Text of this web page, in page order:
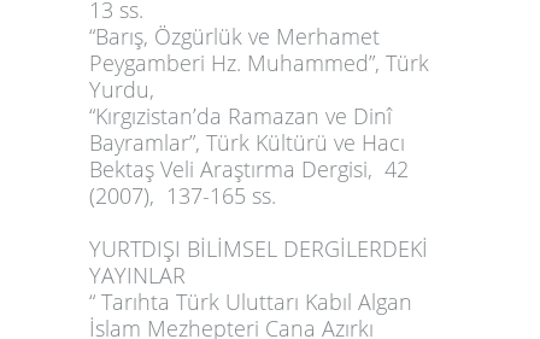
13 ss.
“Barış, Özgürlük ve Merhamet
Peygamberi Hz. Muhammed”, Türk
Yurdu,
“Kırgızistan’da Ramazan ve Dinî
Bayramlar”, Türk Kültürü ve Hacı
Bektaş Veli Araştırma Dergisi, 42
(2007), 137-165 ss.
YURTDIŞI BİLİMSEL DERGİLERDEKİ
YAYINLAR
“ Tarıhta Türk Uluttarı Kabıl Algan
İslam Mezhepteri Cana Azırkı